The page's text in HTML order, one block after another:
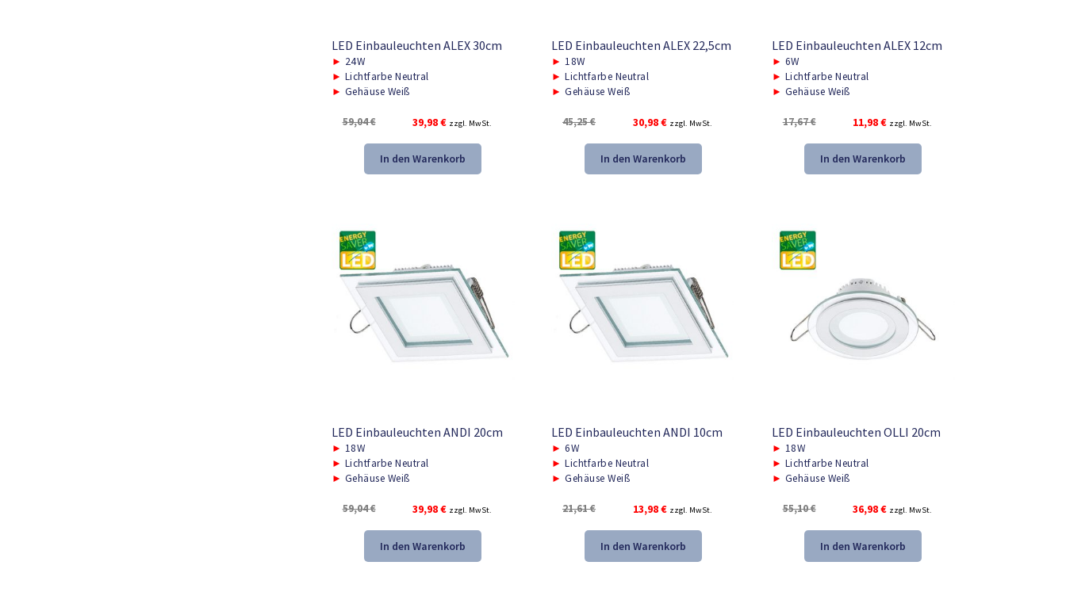
LED Einbauleuchten ALEX 30cm
► 24W
► Lichtfarbe Neutral
► Gehäuse Weiß
59,04€
Ursprünglicher
war:
59,04 €
39,98€Aktueller
ist:
39,98 €.
zzgl. MwSt.
In den Warenkorb
LED Einbauleuchten ALEX 22,5cm
► 18W
► Lichtfarbe Neutral
► Gehäuse Weiß
45,25€
Ursprünglicher
war:
45,25 €
30,98€Aktueller
ist:
30,98 €.
zzgl. MwSt.
In den Warenkorb
LED Einbauleuchten ALEX 12cm
► 6W
► Lichtfarbe Neutral
► Gehäuse Weiß
17,67€
Ursprünglicher
war:
17,67 €
11,98€Aktueller
ist:
11,98 €.
zzgl. MwSt.
In den Warenkorb
LED Einbauleuchten ANDI 20cm
► 18W
► Lichtfarbe Neutral
► Gehäuse Weiß
59,04€
Ursprünglicher
war:
59,04 €
39,98€Aktueller
ist:
39,98 €.
zzgl. MwSt.
In den Warenkorb
LED Einbauleuchten ANDI 10cm
► 6W
► Lichtfarbe Neutral
► Gehäuse Weiß
21,61€
Ursprünglicher
war:
21,61 €
13,98€Aktueller
ist:
13,98 €.
zzgl. MwSt.
In den Warenkorb
LED Einbauleuchten OLLI 20cm
► 18W
► Lichtfarbe Neutral
► Gehäuse Weiß
55,10€
Ursprünglicher
war:
55,10 €
36,98€Aktueller
ist:
36,98 €.
zzgl. MwSt.
In den Warenkorb